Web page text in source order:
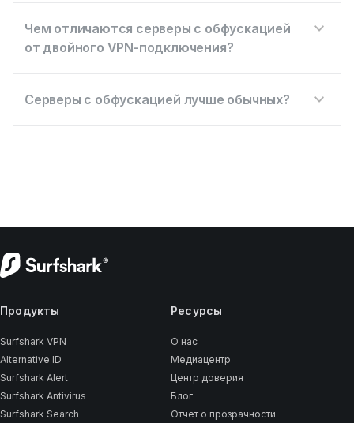
Чем отличаются серверы с обфускацией
от двойного VPN-подключения?
Серверы с обфускацией лучше обычных?
Продукты
Surfshark VPN
Alternative ID
Surfshark Alert
Surfshark Antivirus
Surfshark Search
Ресурсы
О нас
Медиацентр
Центр доверия
Блог
Отчет о прозрачности